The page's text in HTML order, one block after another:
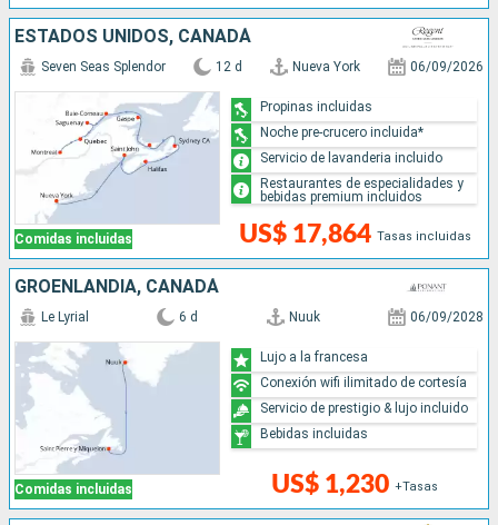
ESTADOS UNIDOS, CANADÁ
Comidas incluidas
Seven Seas Splendor 12 d Nueva York 06/09/2026
US$ 17,864 Tasas incluidas
Propinas incluidas
Noche pre-crucero incluida*
Servicio de lavanderia incluido
Restaurantes de especialidades y
bebidas premium incluidos
GROENLANDIA, CANADÁ
Comidas incluidas
Le Lyrial 6 d Nuuk 06/09/2028
US$ 1,230 +Tasas
Lujo a la francesa
Conexión wifi ilimitado de cortesía
Servicio de prestigio & lujo incluido
Bebidas incluidas